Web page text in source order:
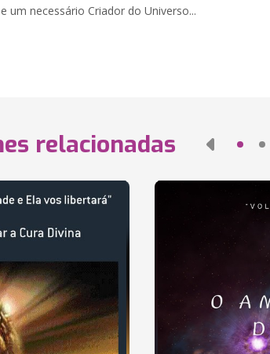
um necessário Criador do Universo...
relacionadas